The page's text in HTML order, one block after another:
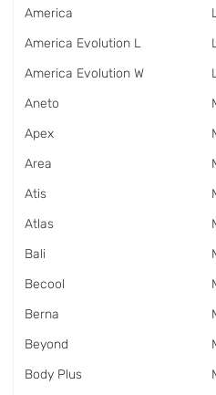
America
America Evolution L
America Evolution W
Aneto
Apex
Area
Atis
Atlas
Bali
Becool
Berna
Beyond
Body Plus